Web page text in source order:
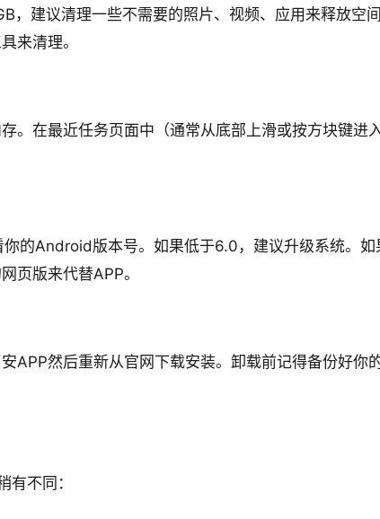
，建议清理一些不需要的照片、视频、应用来释放空
来清理。
。在最近任务页面中（通常从底部上滑或按方块键进
的Android版本号。如果低于6.0，建议升级系统。如
页版来代替APP。
APP然后重新从官网下载安装。卸载前记得备份好你
有不同：